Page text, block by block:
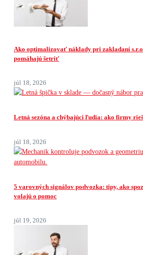
Ako optimalizovať náklady pri zakladaní
pomáhajú šetriť
júl 18, 2026
Letná sezóna a chýbajúci ľudia: ako firmy
júl 18, 2026
5 varovných signálov podvozka: tipy, ako
volajú o pomoc
júl 19, 2026